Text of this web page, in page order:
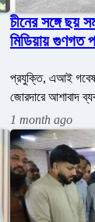
চীনের সঙ্গে ছয়
মিডিয়ায় গুণগত
প্রযুক্তি, এআই
জোরদারে আশাবাদ
1 month ago